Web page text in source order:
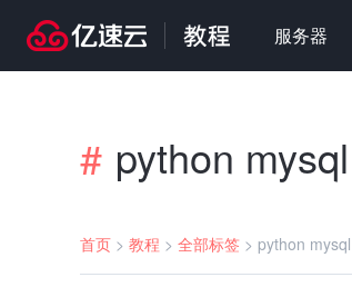
服务器
# python mysql
首页 > 教程 > 全部标签 > python mysql